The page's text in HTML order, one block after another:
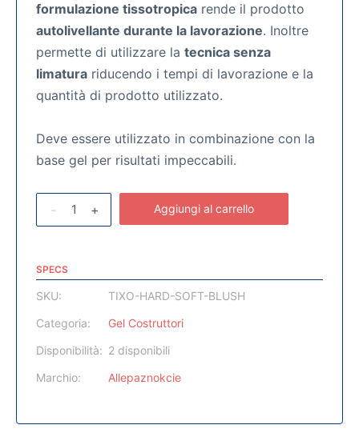
formulazione tissotropica rende il prodotto
autolivellante durante la lavorazione. Inoltre
permette di utilizzare la tecnica senza
limatura riducendo i tempi di lavorazione e la
quantità di prodotto utilizzato.
Deve essere utilizzato in combinazione con la
base gel per risultati impeccabili.
- + Aggiungi al carrello
SPECS
SKU:
TIXO-HARD-SOFT-BLUSH
Categoria:
Gel Costruttori
Disponibilità: 2 disponibili
Marchio:
Allepaznokcie